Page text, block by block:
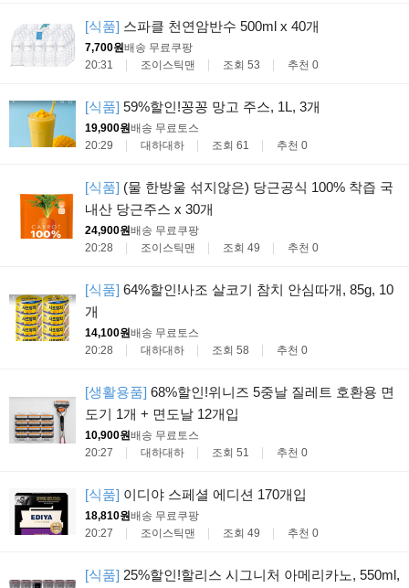
[식품] 스파클 천연암반수 500ml x 40개
7,700원배송 무료쿠팡
20:31
조이스틱맨 조회 53 추천 0
[식품] 59%할인!꽁꽁 망고 주스, 1L, 3개
19,900원배송 무료토스
20:29
대하대하 조회 61 추천 0
[식품] (물 한방울 섞지않은) 당근공식 100% 착즙 국
내산 당근주스 x 30개
24,900원배송 무료쿠팡
20:28
조이스틱맨 조회 49 추천 0
[식품] 64%할인!사조 살코기 참치 안심따개, 85g, 10
개
14,100원배송 무료토스
20:28
대하대하 조회 58 추천 0
[생활용품] 68%할인!위니즈 5중날 질레트 호환용 면
도기 1개 + 면도날 12개입
10,900원배송 무료토스
20:27
대하대하 조회 51 추천 0
[식품] 이디야 스페셜 에디션 170개입
18,810원배송 무료쿠팡
20:27
조이스틱맨 조회 49 추천 0
[식품] 25%할인!할리스 시그니처 아메리카노, 550ml,